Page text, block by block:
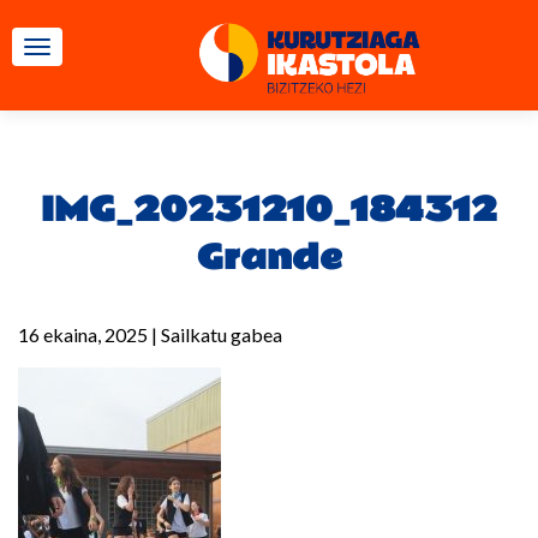
TOGGLE NAVIGATION
IMG_20231210_184312
Grande
16 ekaina, 2025 | Sailkatu gabea